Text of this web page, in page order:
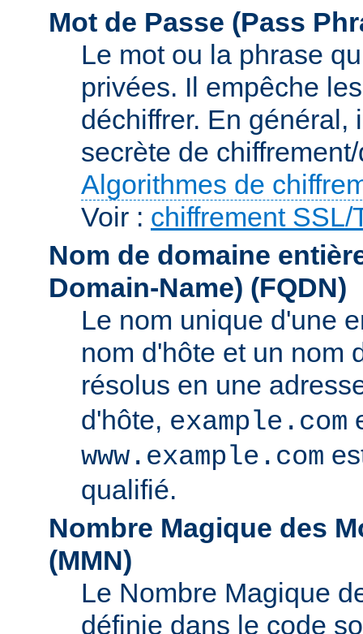
Mot de Passe (Pass
Le mot ou la phrase
privées. Il empêche
déchiffrer. En général,
secrète de
Algorithmes de
Voir : chiffrement SSL/
Nom de domaine
Domain-Name) (FQDN)
Le nom unique d'une
nom d'hôte et un nom
résolus en une
d'hôte, example.com
www.example.com
qualifié.
Nombre Magique des
(MMN)
Le Nombre Magique
définie dans le code